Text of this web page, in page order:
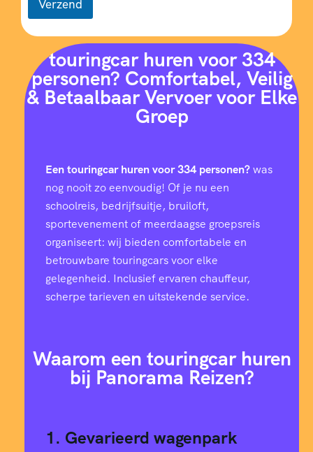
Verzend
touringcar huren voor 334
personen? Comfortabel, Veilig
& Betaalbaar Vervoer voor Elke
Groep
Een touringcar huren voor 334 personen?was
nog nooit zo eenvoudig! Of je nu een
schoolreis, bedrijfsuitje, bruiloft,
sportevenement of meerdaagse groepsreis
organiseert: wij bieden comfortabele en
betrouwbare touringcars voor elke
gelegenheid. Inclusief ervaren chauffeur,
scherpe tarieven en uitstekende service.
Waarom een touringcar huren
bij Panorama Reizen?
1. Gevarieerd wagenpark